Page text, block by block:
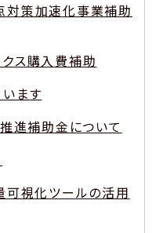
対策加速化事業補助
ス購入費補助
ます
進補助金について
視化ツールの活用